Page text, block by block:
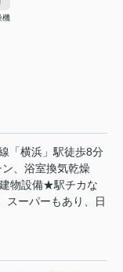
機
「横浜」駅徒歩8分
、浴室換気乾燥
物設備★駅チカな
スーパーもあり、日